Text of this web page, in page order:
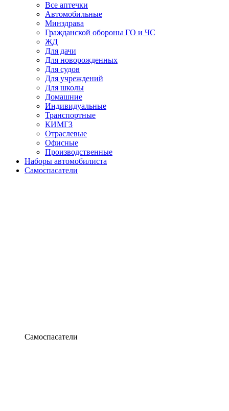
Все аптечки
Автомобильные
Минздрава
Гражданской обороны ГО и ЧС
ЖД
Для дачи
Для новорожденных
Для судов
Для учреждений
Для школы
Домашние
Индивидуальные
Транспортные
КИМГЗ
Отраслевые
Офисные
Производственные
Наборы автомобилиста
Самоспасатели
Самоспасатели